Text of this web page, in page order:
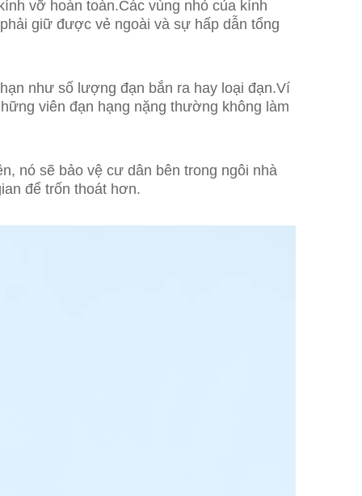
vỡ hoàn toàn.Các vùng nhỏ của kính
giữ được vẻ ngoài và sự hấp dẫn tổng
như số lượng đạn bắn ra hay loại đạn.Ví
viên đạn hạng nặng thường không làm
nó sẽ bảo vệ cư dân bên trong ngôi nhà
để trốn thoát hơn.